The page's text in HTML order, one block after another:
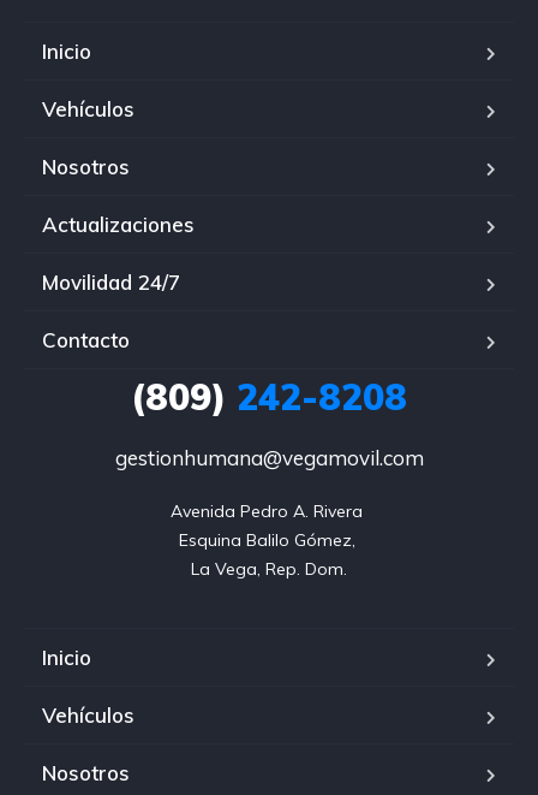
Inicio
Vehículos
Nosotros
Actualizaciones
Movilidad 24/7
Contacto
(809) 242-8208
gestionhumana@vegamovil.com
Avenida Pedro A. Rivera
Esquina Balilo Gómez,
La Vega, Rep. Dom.
Inicio
Vehículos
Nosotros